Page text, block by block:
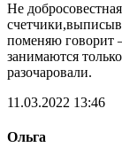
Не
поменяю говорит
занимаются
разочаровали.
11.03.2022 13:46
Ольга